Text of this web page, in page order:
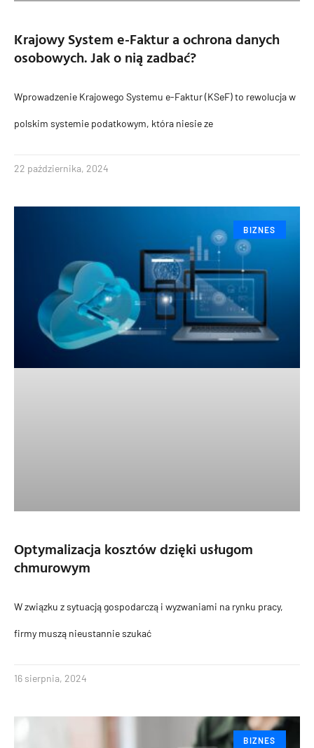
Krajowy System e-Faktur a ochrona danych
osobowych. Jak o nią zadbać?
Wprowadzenie Krajowego Systemu e-Faktur (KSeF) to rewolucja w
polskim systemie podatkowym, która niesie ze
22 października, 2024
BIZNES
Optymalizacja kosztów dzięki usługom
chmurowym
W związku z sytuacją gospodarczą i wyzwaniami na rynku pracy,
firmy muszą nieustannie szukać
16 sierpnia, 2024
BIZNES